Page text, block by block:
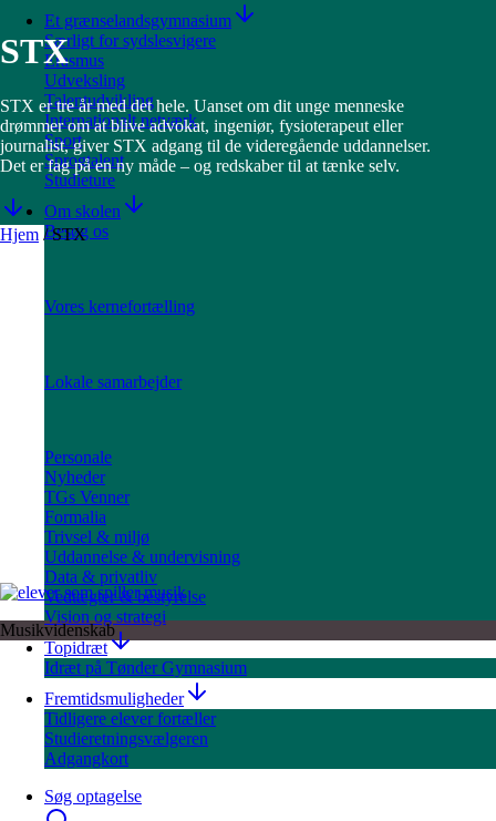
Et grænselandsgymnasium
Særligt for sydslesvigere
Erasmus
Udveksling
Talentudvikling
Internationalt netværk
Sport
Sprogtalent
Studieture
Om skolen
Besøg os
Vores kernefortælling
Lokale samarbejder
Personale
Nyheder
TGs Venner
Formalia
Trivsel & miljø
Uddannelse & undervisning
Data & privatliv
Vedtægter & bestyrelse
Vision og strategi
Topidræt
Idræt på Tønder Gymnasium
Fremtidsmuligheder
Tidligere elever fortæller
Studieretningsvælgeren
Adgangkort
Søg optagelse
STX
STX er tre år med det hele. Uanset om dit unge menneske
drømmer om at blive advokat, ingeniør, fysioterapeut eller
journalist, giver STX adgang til de videregående uddannelser.
Det er fag på en ny måde – og redskaber til at tænke selv.
Hjem / STX
Musikvidenskab